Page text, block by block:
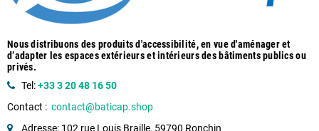
Nous distribuons des produits d'accessibilité, en vue d'aménager et
d’adapter les espaces extérieurs et intérieurs des bâtiments publics ou
privés.
Tel:+33 3 20 48 16 50
Contact : contact@baticap.shop
Adresse: 102 rue Louis Braille, 59790 Ronchin